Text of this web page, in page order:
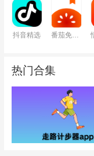
抖音精选 番茄免费小说
热门合集